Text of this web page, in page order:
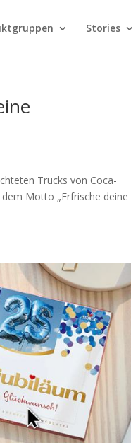
Stories
Trucks von Coca-
Motto „Erfrische deine